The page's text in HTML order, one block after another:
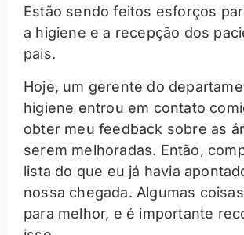
Estão sendo feitos esforços
a higiene e a recepção dos
pais.
Hoje, um gerente do
higiene entrou em contato
obter meu feedback sobre as
serem melhoradas. Então,
lista do que eu já havia
nossa chegada. Algumas
para melhor, e é importante